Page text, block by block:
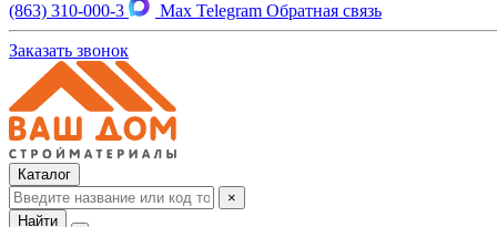
(863) 310-000-3 Max Telegram Обратная связь
Заказать звонок
Каталог
×
Найти